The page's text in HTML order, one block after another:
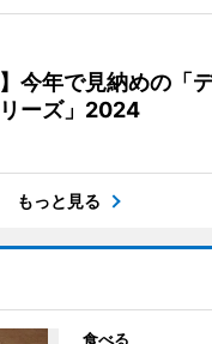
】今年で見納めの「
ーズ」2024
もっと見る
食べる